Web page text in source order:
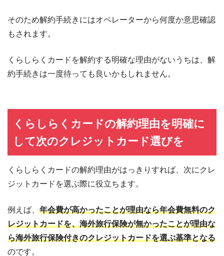
そのため解約手続きにはオペレーターから何度か意思確認
もされます。
くらしらくカードを解約する明確な理由がないうちは、解
約手続きは一度待っても良いかもしれません。
くらしらくカードの解約理由を明確に
して次のクレジットカード選びを
くらしらくカードの解約理由がはっきりすれば、次にクレ
ジットカードを選ぶ際に役立ちます。
例えば、 年会費が高かったことが理由なら年会費無料のク
レジットカードを、海外旅行保険が無かったことが理由な
ら海外旅行保険付きのクレジットカードを選ぶ基準となる
のです。